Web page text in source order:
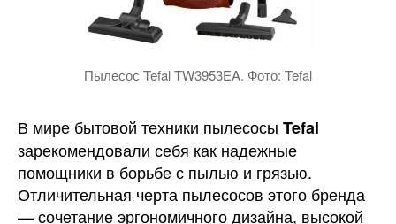
Пылесос Tefal TW3953EA. Фото: Tefal
В мире бытовой техники пылесосы Tefal
зарекомендовали себя как надежные
помощники в борьбе с пылью и грязью.
Отличительная черта пылесосов этого бренда
— сочетание эргономичного дизайна, высокой